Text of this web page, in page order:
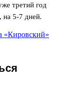
третий год
на 5-7 дней.
«Кировский»